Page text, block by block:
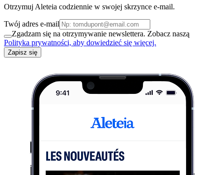
Otrzymuj Aleteia codziennie w swojej skrzynce e-mail.
Twój adres e-mail
Zgadzam się na otrzymywanie newslettera. Zobacz naszą
Polityka prywatności, aby dowiedzieć się więcej.
Zapisz się